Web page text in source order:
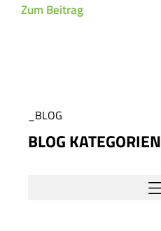
Zum Beitrag
_BLOG
BLOG KATEGORIEN